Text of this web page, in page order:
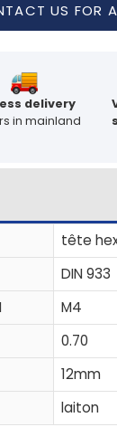
US FOR
delivery
in mainland
tête
DIN 933
M4
0.70
12mm
laiton